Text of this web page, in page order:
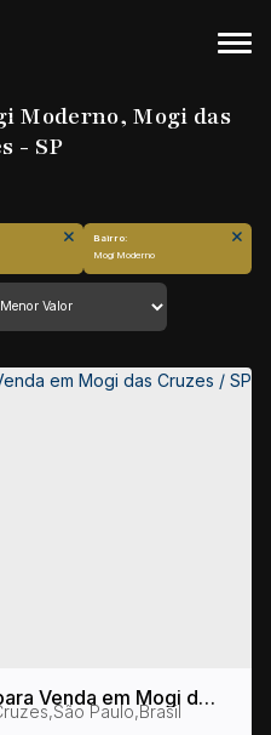
Moderno, Mogi das
- SP
Mogi Moderno
Venda em Mogi das
Mogi Moderno
,São Paulo,Brasil